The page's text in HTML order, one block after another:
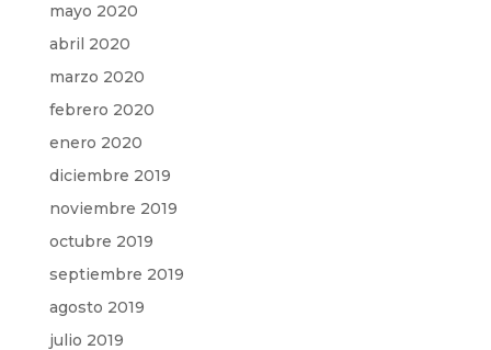
mayo 2020
abril 2020
marzo 2020
febrero 2020
enero 2020
diciembre 2019
noviembre 2019
octubre 2019
septiembre 2019
agosto 2019
julio 2019